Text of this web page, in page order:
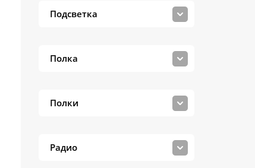
Подсветка
Полка
Полки
Радио